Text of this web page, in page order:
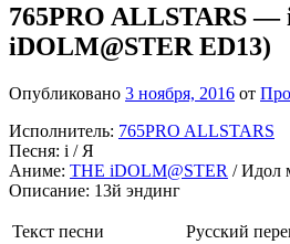
765PRO ALLSTARS —
iDOLM@STER ED13)
Опубликовано 3 ноября, 2016 от
Исполнитель: 765PRO ALLSTARS
Песня: i / Я
Аниме: THE iDOLM@STER / Идол
Описание: 13й эндинг
Текст песни
Русский